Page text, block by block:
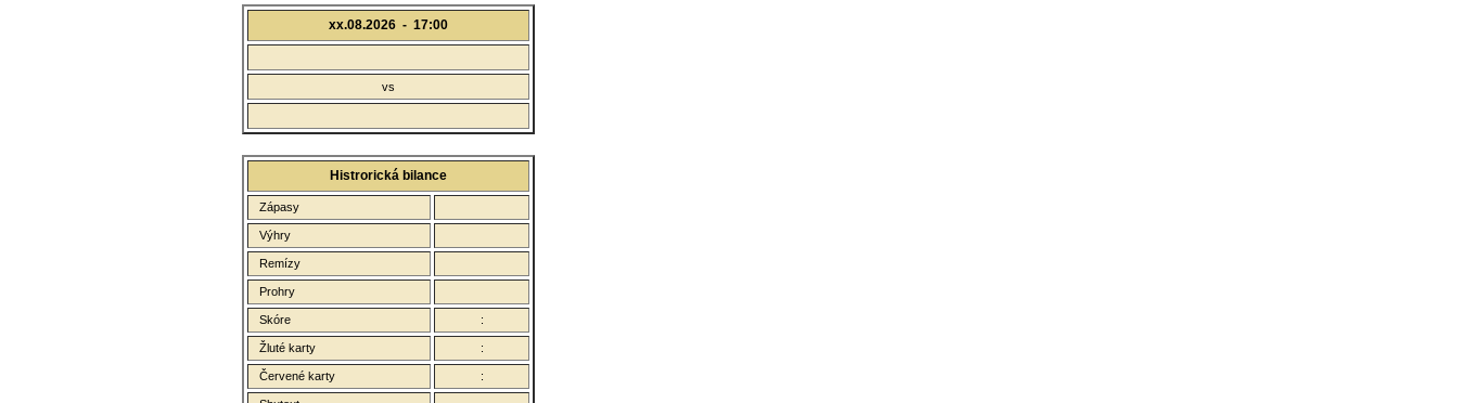
xx.08.2026 - 17:00
vs
Histrorická bilance
Zápasy
Výhry
Remízy
Prohry
Skóre :
Žluté karty :
Červené karty :